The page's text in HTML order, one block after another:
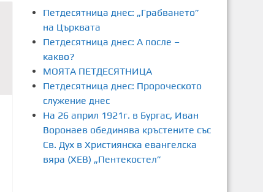
Петдесятница днес: „Грабването”
на Църквата
Петдесятница днес: А после –
какво?
МОЯТА ПЕТДЕСЯТНИЦА
Петдесятница днес: Пророческото
служение днес
На 26 април 1921г. в Бургас, Иван
Воронаев обединява кръстените със
Св. Дух в Християнска евангелска
вяра (ХЕВ) „Пентекостел”